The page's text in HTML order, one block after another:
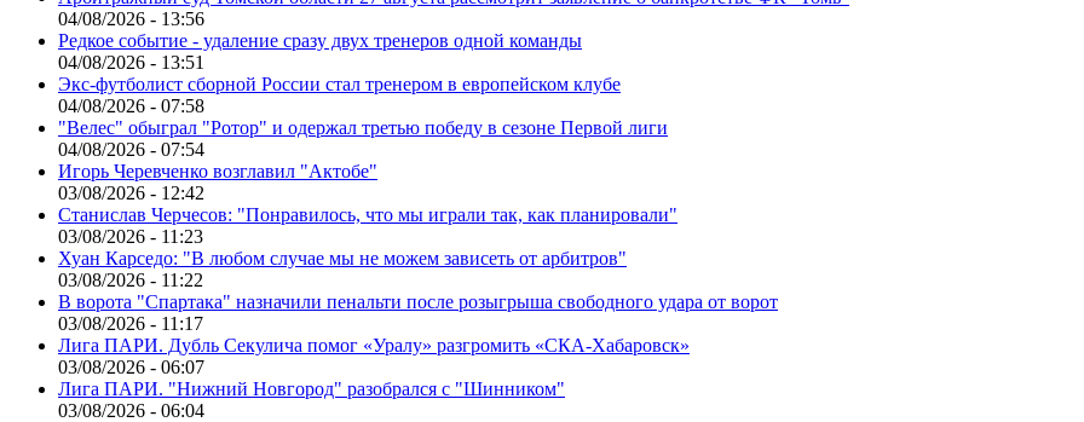
04/08/2026 - 13:56
Редкое событие - удаление сразу двух тренеров одной команды
04/08/2026 - 13:51
Экс-футболист сборной России стал тренером в европейском клубе
04/08/2026 - 07:58
"Велес" обыграл "Ротор" и одержал третью победу в сезоне Первой лиги
04/08/2026 - 07:54
Игорь Черевченко возглавил "Актобе"
03/08/2026 - 12:42
Станислав Черчесов: "Понравилось, что мы играли так, как планировали"
03/08/2026 - 11:23
Хуан Карседо: "В любом случае мы не можем зависеть от арбитров"
03/08/2026 - 11:22
В ворота "Спартака" назначили пенальти после розыгрыша свободного удара от ворот
03/08/2026 - 11:17
Лига ПАРИ. Дубль Секулича помог «Уралу» разгромить «СКА-Хабаровск»
03/08/2026 - 06:07
Лига ПАРИ. "Нижний Новгород" разобрался с "Шинником"
03/08/2026 - 06:04